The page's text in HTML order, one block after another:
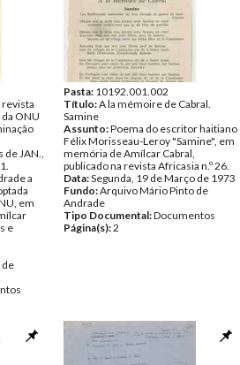
revista
ONU
de JAN.,
a
em
e
de
Pasta: 10192.001.002
Título:A la mémoire de Cabral.
Samine
Assunto:Poema do escritor haitiano
Félix Morisseau-Leroy "Samine", em
memória de Amílcar Cabral,
publicado na revista Africasia n.º 26.
Data:Segunda, 19 de Março de 1973
Fundo:Arquivo Mário Pinto de
Andrade
Tipo Documental:Documentos
Página(s):2